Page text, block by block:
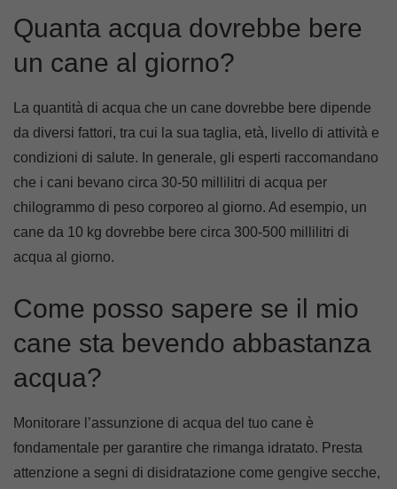
Quanta acqua dovrebbe bere
un cane al giorno?
La quantità di acqua che un cane dovrebbe bere dipende
da diversi fattori, tra cui la sua taglia, età, livello di attività e
condizioni di salute. In generale, gli esperti raccomandano
che i cani bevano circa 30-50 millilitri di acqua per
chilogrammo di peso corporeo al giorno. Ad esempio, un
cane da 10 kg dovrebbe bere circa 300-500 millilitri di
acqua al giorno.
Come posso sapere se il mio
cane sta bevendo abbastanza
acqua?
Monitorare l’assunzione di acqua del tuo cane è
fondamentale per garantire che rimanga idratato. Presta
attenzione a segni di disidratazione come gengive secche,